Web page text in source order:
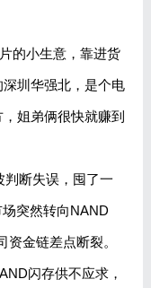
的小生意，靠进货
圳华强北，是个电
姐弟俩很快就赚到
判断失误，囤了一
突然转向NAND
金链差点断裂。
闪存供不应求，